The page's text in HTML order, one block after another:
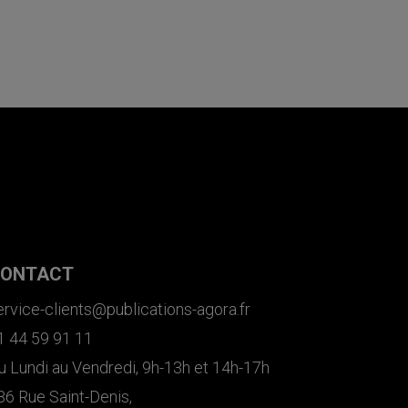
clients@publications-agora.fr
44 59 91 11
Lundi au Vendredi, 9h-13h et 14h-17h
Rue Saint-Denis,